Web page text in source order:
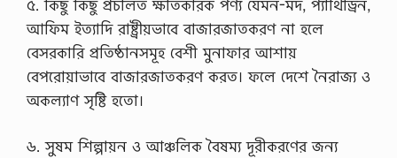
৫. কিছু কিছু প্রচলিত ক্ষতিকারক পণ্য যেমন-মদ, প্যাথিড্রিন,
আফিম ইত্যাদি রাষ্ট্রীয়ভাবে বাজারজাতকরণ না হলে
বেসরকারি প্রতিষ্ঠানসমূহ বেশী মুনাফার আশায়
বেপরোয়াভাবে বাজারজাতকরণ করত। ফলে দেশে নৈরাজ্য ও
অকল্যাণ সৃষ্টি হতো।
৬. সুষম শিল্পায়ন ও আঞ্চলিক বৈষম্য দূরীকরণের জন্য